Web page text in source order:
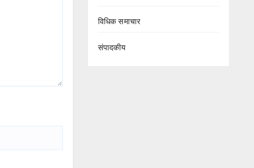
विधिक समाचार
संपादकीय